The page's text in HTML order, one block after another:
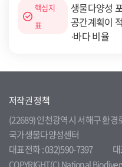
핵심지
표
생물다양성
공간계획이
·바다 비율
저작권 정책
(22689) 인천광역시 서해구 환
국가생물다양성센터
대표전화 : 032)590-7397
COPYRIGHT(C) National